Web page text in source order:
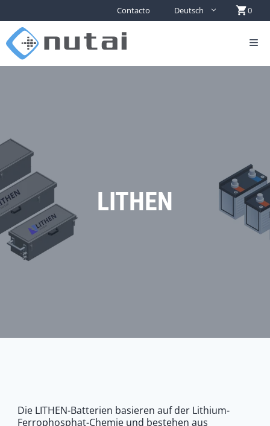
Contacto Deutsch 0
LITHEN
Die LITHEN-Batterien basieren auf der Lithium-
Ferrophosphat-Chemie und bestehen aus